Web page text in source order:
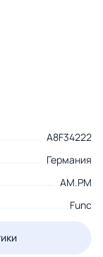
A8F34222
Германия
AM.PM
Func